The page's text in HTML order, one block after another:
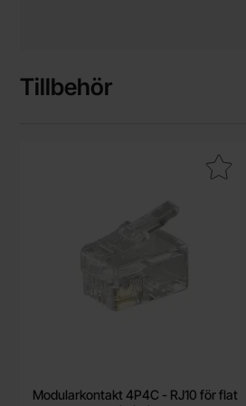
Tillbehör
Modularkontakt 4P4C - RJ10 för flat
Makera modularkontakt 4P4C -